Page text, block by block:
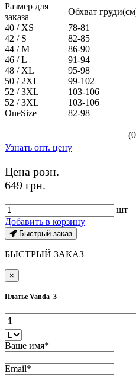
Размер для
заказа
Обхват
40 / XS
78-81
42 / S
82-85
44 / M
86-90
46 / L
91-94
48 / XL
95-98
50 / 2XL
99-102
52 / 3XL
103-106
52 / 3XL
103-106
OneSize
82-98
Узнать опт. цену
Цена розн.
649 грн.
шт
Добавить в корзину
Быстрый заказ
БЫСТРЫЙ ЗАКАЗ
×
Платье Vanda_3
Ваше имя*
Email*